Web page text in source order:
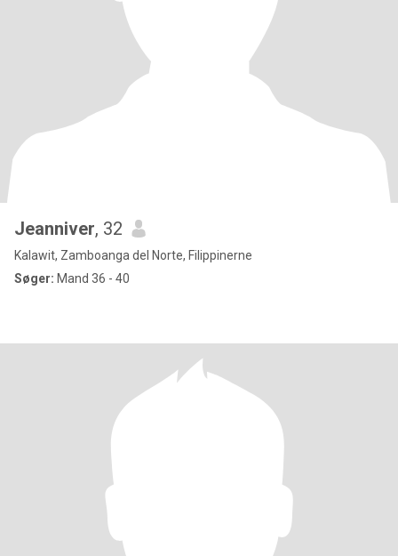
Jeanniver, 32
Kalawit, Zamboanga del Norte, Filippinerne
Søger: Mand 36 - 40